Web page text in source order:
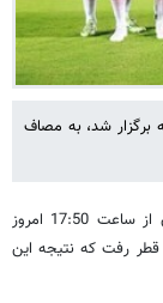
برگزار شد، به مصاف
، تیم فوتبال امید کشورمان از ساعت 17:50 امروز
قطر رفت که نتیجه این